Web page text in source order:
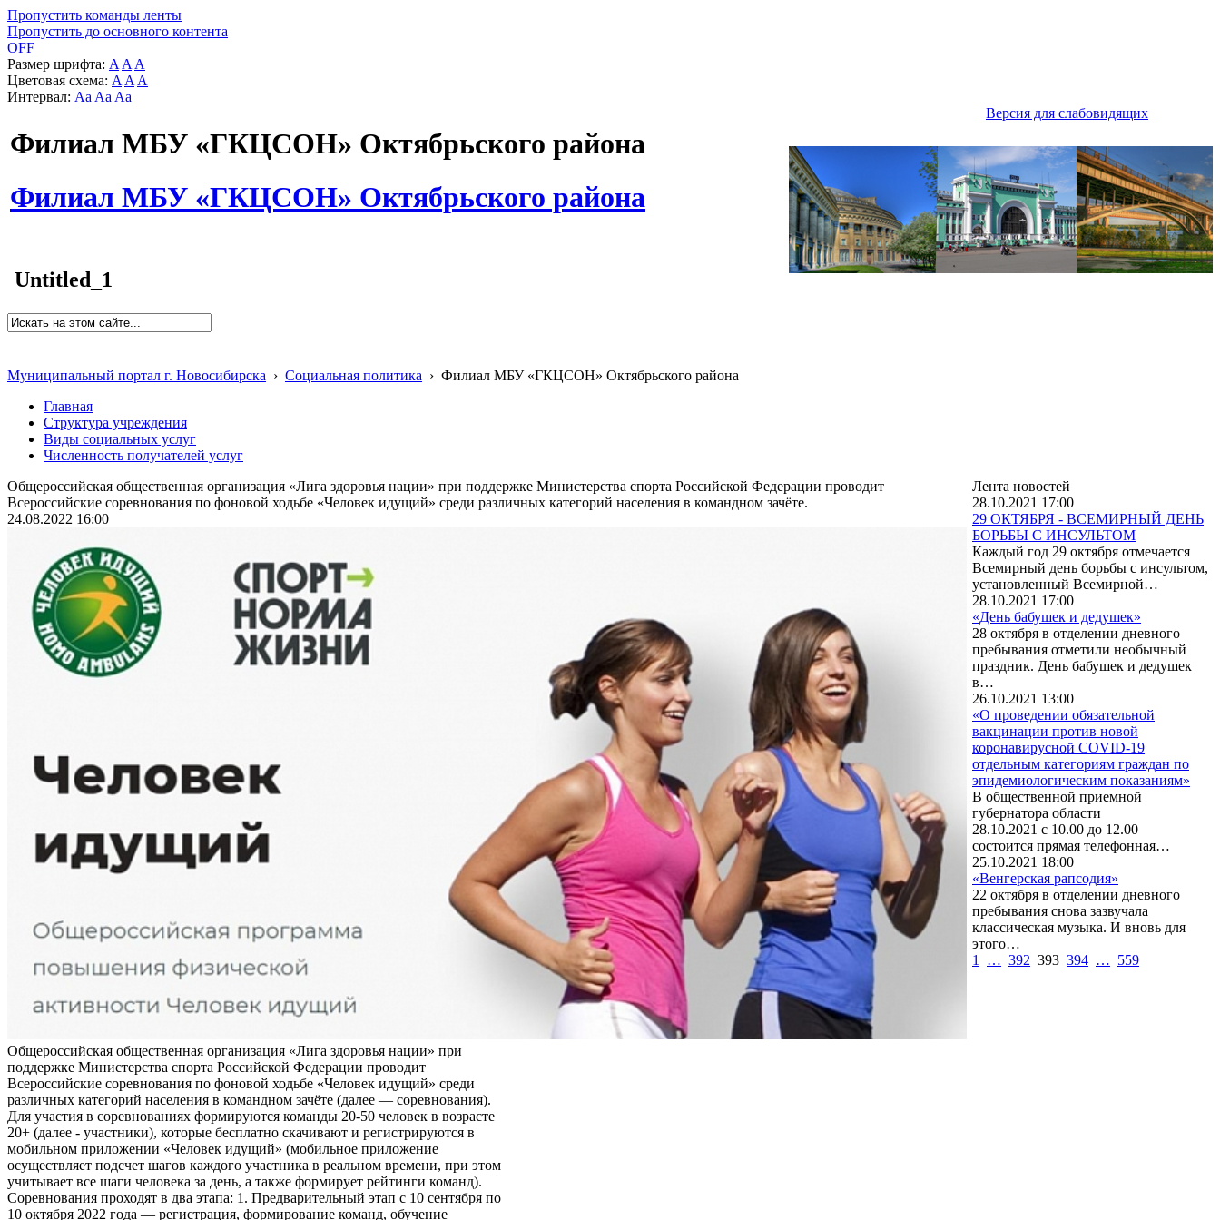
Пропустить команды ленты
Пропустить до основного контента
OFF
Размер шрифта: A A A
Цветовая схема: A A A
Интервал: Aa Aa Aa
Версия для слабовидящих
Филиал МБУ «ГКЦСОН» Октябрьского района
Филиал МБУ «ГКЦСОН» Октябрьского района
Untitled_1
Муниципальный портал г. Новосибирска › Социальная политика › Филиал МБУ «ГКЦСОН» Октябрьского района
Главная
Структура учреждения
Виды социальных услуг
Численность получателей услуг
Общероссийская общественная организация «Лига здоровья нации» при поддержке Министерства спорта Российской Федерации проводит
Всероссийские соревнования по фоновой ходьбе «Человек идущий» среди различных категорий населения в командном зачёте.
24.08.2022 16:00
Общероссийская общественная организация «Лига здоровья нации» при
поддержке Министерства спорта Российской Федерации проводит
Всероссийские соревнования по фоновой ходьбе «Человек идущий» среди
различных категорий населения в командном зачёте (далее — соревнования).
Для участия в соревнованиях формируются команды 20-50 человек в возрасте
20+ (далее - участники), которые бесплатно скачивают и регистрируются в
мобильном приложении «Человек идущий» (мобильное приложение
осуществляет подсчет шагов каждого участника в реальном времени, при этом
учитывает все шаги человека за день, а также формирует рейтинги команд).
Соревнования проходят в два этапа: 1. Предварительный этап с 10 сентября по
10 октября 2022 года — регистрация, формирование команд, обучение
Лента новостей
28.10.2021 17:00
29 ОКТЯБРЯ - ВСЕМИРНЫЙ ДЕНЬ
БОРЬБЫ С ИНСУЛЬТОМ
Каждый год 29 октября отмечается
Всемирный день борьбы с инсультом,
установленный Всемирной…
28.10.2021 17:00
«День бабушек и дедушек»
28 октября в отделении дневного
пребывания отметили необычный
праздник. День бабушек и дедушек
в…
26.10.2021 13:00
«О проведении обязательной
вакцинации против новой
коронавирусной COVID-19
отдельным категориям граждан по
эпидемиологическим показаниям»
В общественной приемной
губернатора области
28.10.2021 с 10.00 до 12.00
состоится прямая телефонная…
25.10.2021 18:00
«Венгерская рапсодия»
22 октября в отделении дневного
пребывания снова зазвучала
классическая музыка. И вновь для
этого…
1
… 392 393 394 … 559